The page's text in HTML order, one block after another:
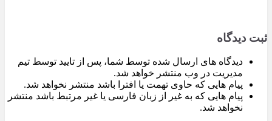
ثبت دیدگاه
دیدگاه های ارسال شده توسط شما، پس از تایید توسط تیم
مدیریت در وب منتشر خواهد شد.
پیام هایی که حاوی تهمت یا افترا باشد منتشر نخواهد شد.
پیام هایی که به غیر از زبان فارسی یا غیر مرتبط باشد منتشر
نخواهد شد.